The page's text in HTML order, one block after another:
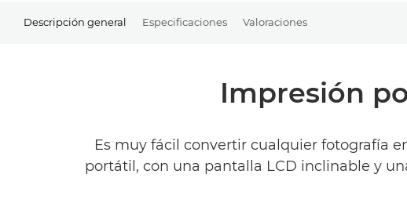
Descripción general Especificaciones Valoraciones
Impresión
Es muy fácil convertir cualquier fotografía
portátil, con una pantalla LCD inclinable y